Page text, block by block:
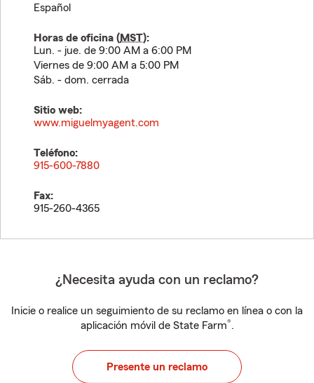
Español
Horas de oficina (MST):
Lun. - jue. de 9:00 AM a 6:00 PM
Viernes de 9:00 AM a 5:00 PM
Sáb. - dom. cerrada
Sitio web:
www.miguelmyagent.com
Teléfono:
915-600-7880
Fax:
915-260-4365
¿Necesita ayuda con un reclamo?
Inicie o realice un seguimiento de su reclamo en línea o con la
aplicación móvil de State Farm®.
Presente un reclamo